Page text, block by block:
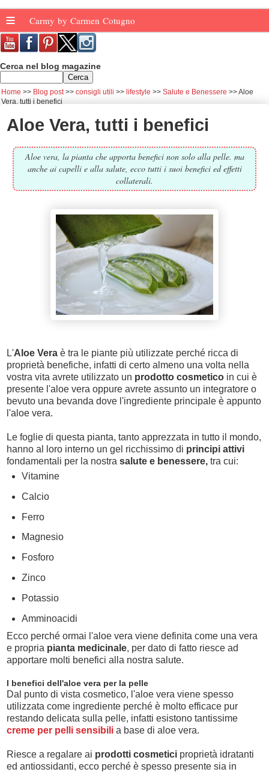
≡ Carmy by Carmen Cotugno
Cerca nel blog magazine
Home Blog post consigli utili lifestyle Salute e Benessere
Aloe
Vera, tutti i benefici
Aloe Vera, tutti i benefici
Aloe vera, la pianta che apporta benefici non solo alla pelle. ma
anche ai capelli e alla salute, ecco tutti i suoi benefici ed effetti
collaterali.
L'Aloe Vera è tra le piante più utilizzate perché ricca di
proprietà benefiche, infatti di certo almeno una volta nella
vostra vita avrete utilizzato un prodotto cosmetico in cui è
presente l'aloe vera oppure avrete assunto un integratore o
bevuto una bevanda dove l'ingrediente principale è appunto
l'aloe vera.
Le foglie di questa pianta, tanto apprezzata in tutto il mondo,
hanno al loro interno un gel ricchissimo di principi attivi
fondamentali per la nostra salute e benessere, tra cui:
Vitamine
Calcio
Ferro
Magnesio
Fosforo
Zinco
Potassio
Amminoacidi
Ecco perché ormai l'aloe vera viene definita come una vera
e propria pianta medicinale, per dato di fatto riesce ad
apportare molti benefici alla nostra salute.
I benefici dell'aloe vera per la pelle
Dal punto di vista cosmetico, l'aloe vera viene spesso
utilizzata come ingrediente perché è molto efficace pur
restando delicata sulla pelle, infatti esistono tantissime
creme per pelli sensibili a base di aloe vera.
Riesce a regalare ai prodotti cosmetici proprietà idratanti
ed antiossidanti, ecco perché è spesso presente sia in